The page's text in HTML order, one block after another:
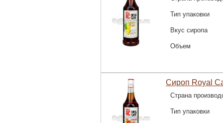
Тип упаковки
Вкус сиропа
Объем
Сироп Royal
Страна
Тип упаковки